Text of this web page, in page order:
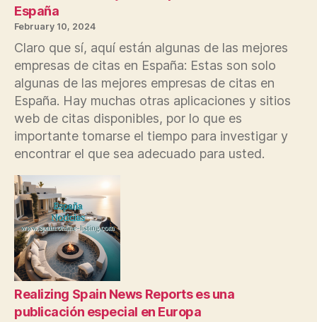
España
February 10, 2024
Claro que sí, aquí están algunas de las mejores
empresas de citas en España: Estas son solo
algunas de las mejores empresas de citas en
España. Hay muchas otras aplicaciones y sitios
web de citas disponibles, por lo que es
importante tomarse el tiempo para investigar y
encontrar el que sea adecuado para usted.
Realizing Spain News Reports es una
publicación especial en Europa